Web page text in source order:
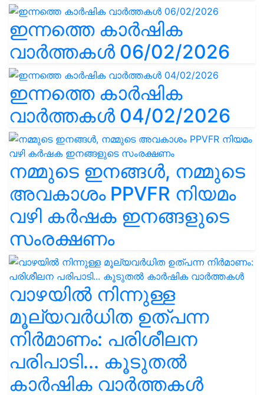
ഇന്നത്തെ കാർഷിക
വാർത്തകൾ 06/02/2026
ഇന്നത്തെ കാർഷിക
വാർത്തകൾ 04/02/2026
നമ്മുടെ ഇനങ്ങൾ, നമ്മുടെ
അവകാശം PPVFR നിയമം
വഴി കർഷക ഇനങ്ങളുടെ
സംരക്ഷണം
വാഴയിൽ നിന്നുള്ള
മൂല്യവർധിത ഉത്പന്ന
നിർമാണം: പരിശീലന
പരിപാടി... കൂടുതൽ
കാർഷിക വാർത്തകൾ